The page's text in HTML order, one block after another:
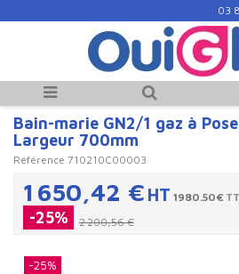
03
Bain-marie GN2/1 gaz à
Largeur 700mm
Référence 710210C00003
1 650,42 € HT 1980.50€
-25% 2 200,56 €
-25%